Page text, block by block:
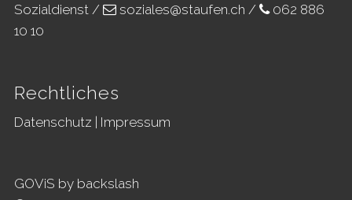
Sozialdienst /
soziales@staufen.ch /
062 886
10 10
Rechtliches
Datenschutz Impressum
GOViS by backslash